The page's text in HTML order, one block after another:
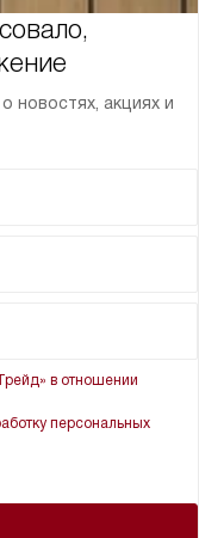
новостях, акциях и
в отношении
персональных